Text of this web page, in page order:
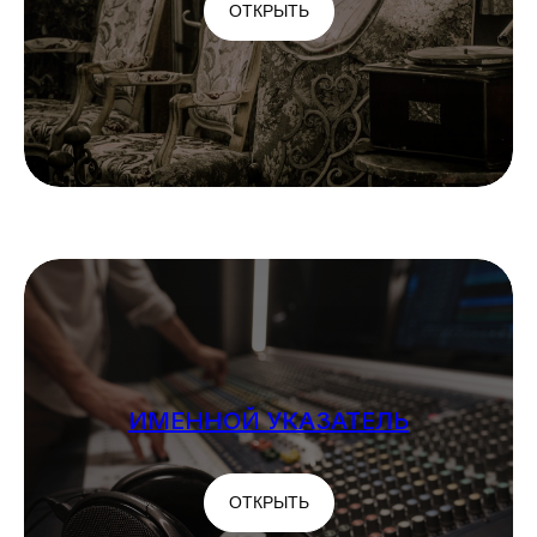
ОТКРЫТЬ
ИМЕННОЙ УКАЗАТЕЛЬ
ОТКРЫТЬ